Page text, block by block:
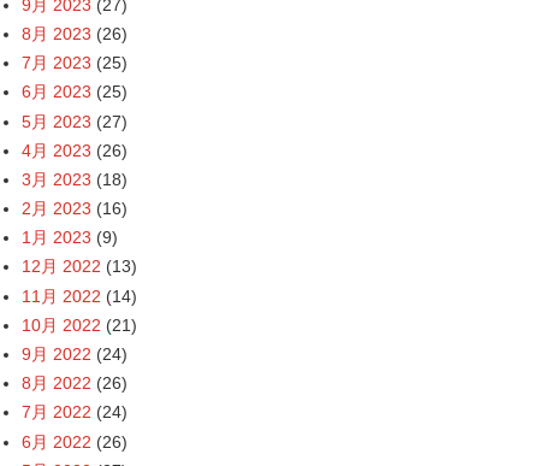
9月 2023 (27)
8月 2023 (26)
7月 2023 (25)
6月 2023 (25)
5月 2023 (27)
4月 2023 (26)
3月 2023 (18)
2月 2023 (16)
1月 2023 (9)
12月 2022 (13)
11月 2022 (14)
10月 2022 (21)
9月 2022 (24)
8月 2022 (26)
7月 2022 (24)
6月 2022 (26)